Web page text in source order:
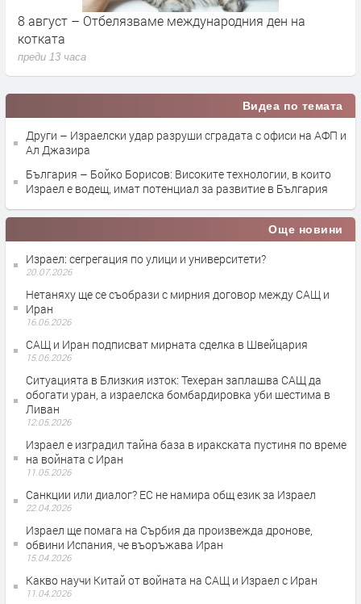
международния ден на
Саграда
Видеа по темата
Други – Израелски удар разруши сградата с офиси на АФП и
Ал Джазира
България – Бойко Борисов: Високите технологии, в които
Израел е водещ, имат потенциал за развитие в България
Още новини
Израел: сегрегация по улици и университети?
20.07.2026
Нетаняху ще се съобрази с мирния договор между САЩ и
Иран
16.06.2026
САЩ и Иран подписват мирната сделка в Швейцария
15.06.2026
Ситуацията в Близкия изток: Техеран заплашва САЩ да
обогати уран, а израелска бомбардировка уби шестима в
Ливан
12.05.2026
Израел е изградил тайна база в иракската пустиня по време
на войната с Иран
11.05.2026
Санкции или диалог? ЕС не намира общ език за Израел
22.04.2026
Израел ще помага на Сърбия да произвежда дронове,
обвини Испания, че въоръжава Иран
15.04.2026
Какво научи Китай от войната на САЩ и Израел с Иран
11.04.2026